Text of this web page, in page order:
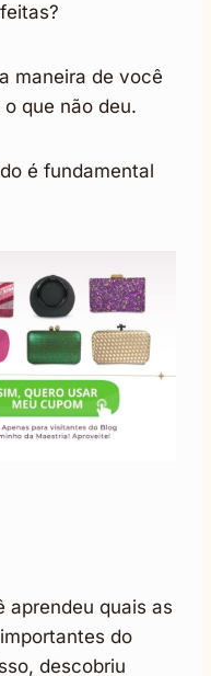
maneira de você
que não deu.
é fundamental
aprendeu quais as
do
descobriu